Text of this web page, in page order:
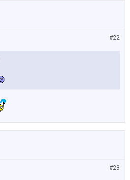
#22
#23